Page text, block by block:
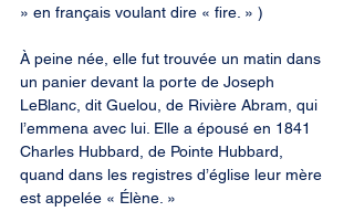
» en français voulant dire « fire. » )
À peine née, elle fut trouvée un matin dans
un panier devant la porte de Joseph
LeBlanc, dit Guelou, de Rivière Abram, qui
l’emmena avec lui. Elle a épousé en 1841
Charles Hubbard, de Pointe Hubbard,
quand dans les registres d’église leur mère
est appelée « Élène. »